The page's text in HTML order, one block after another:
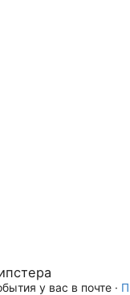
у вас в почте ·